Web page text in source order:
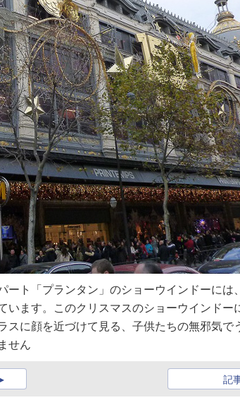
ト「プランタン」のショーウインドーには
います。このクリスマスのショーウインドー
に顔を近づけて見る、子供たちの無邪気で
せん
記